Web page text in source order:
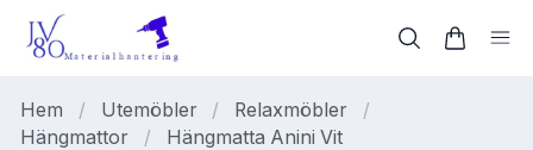
Hem / Utemöbler / Relaxmöbler
/
Hängmattor
/ Hängmatta Anini Vit